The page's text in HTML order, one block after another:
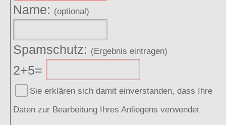
Name: (optional)
Spamschutz: (Ergebnis eintragen)
2+5=
Sie erklären sich damit einverstanden, dass Ihre
Daten zur Bearbeitung Ihres Anliegens verwendet